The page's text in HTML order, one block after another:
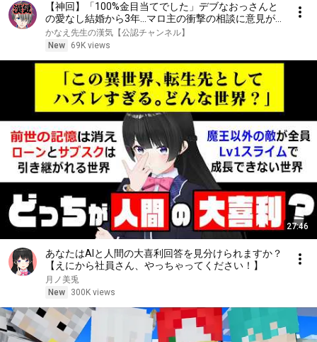
【神回】「100%金目当てでした」デブなおっさんと
の愛なし結婚から3年…マロ主の衝撃の相談に意見が
分かれるノンデリ軍団【かなえ先生切り抜き】犬山た
まき 伊東ライフ 熊谷タクマ #犬山恋愛相談室
かなえ先生の漢気【公認チャンネル】
New
69K views
27:46
あなたはAIと人間の大喜利回答を見分けられますか？
【えにから社員さん、やっちゃってください！】
月ノ美兎
New
300K views